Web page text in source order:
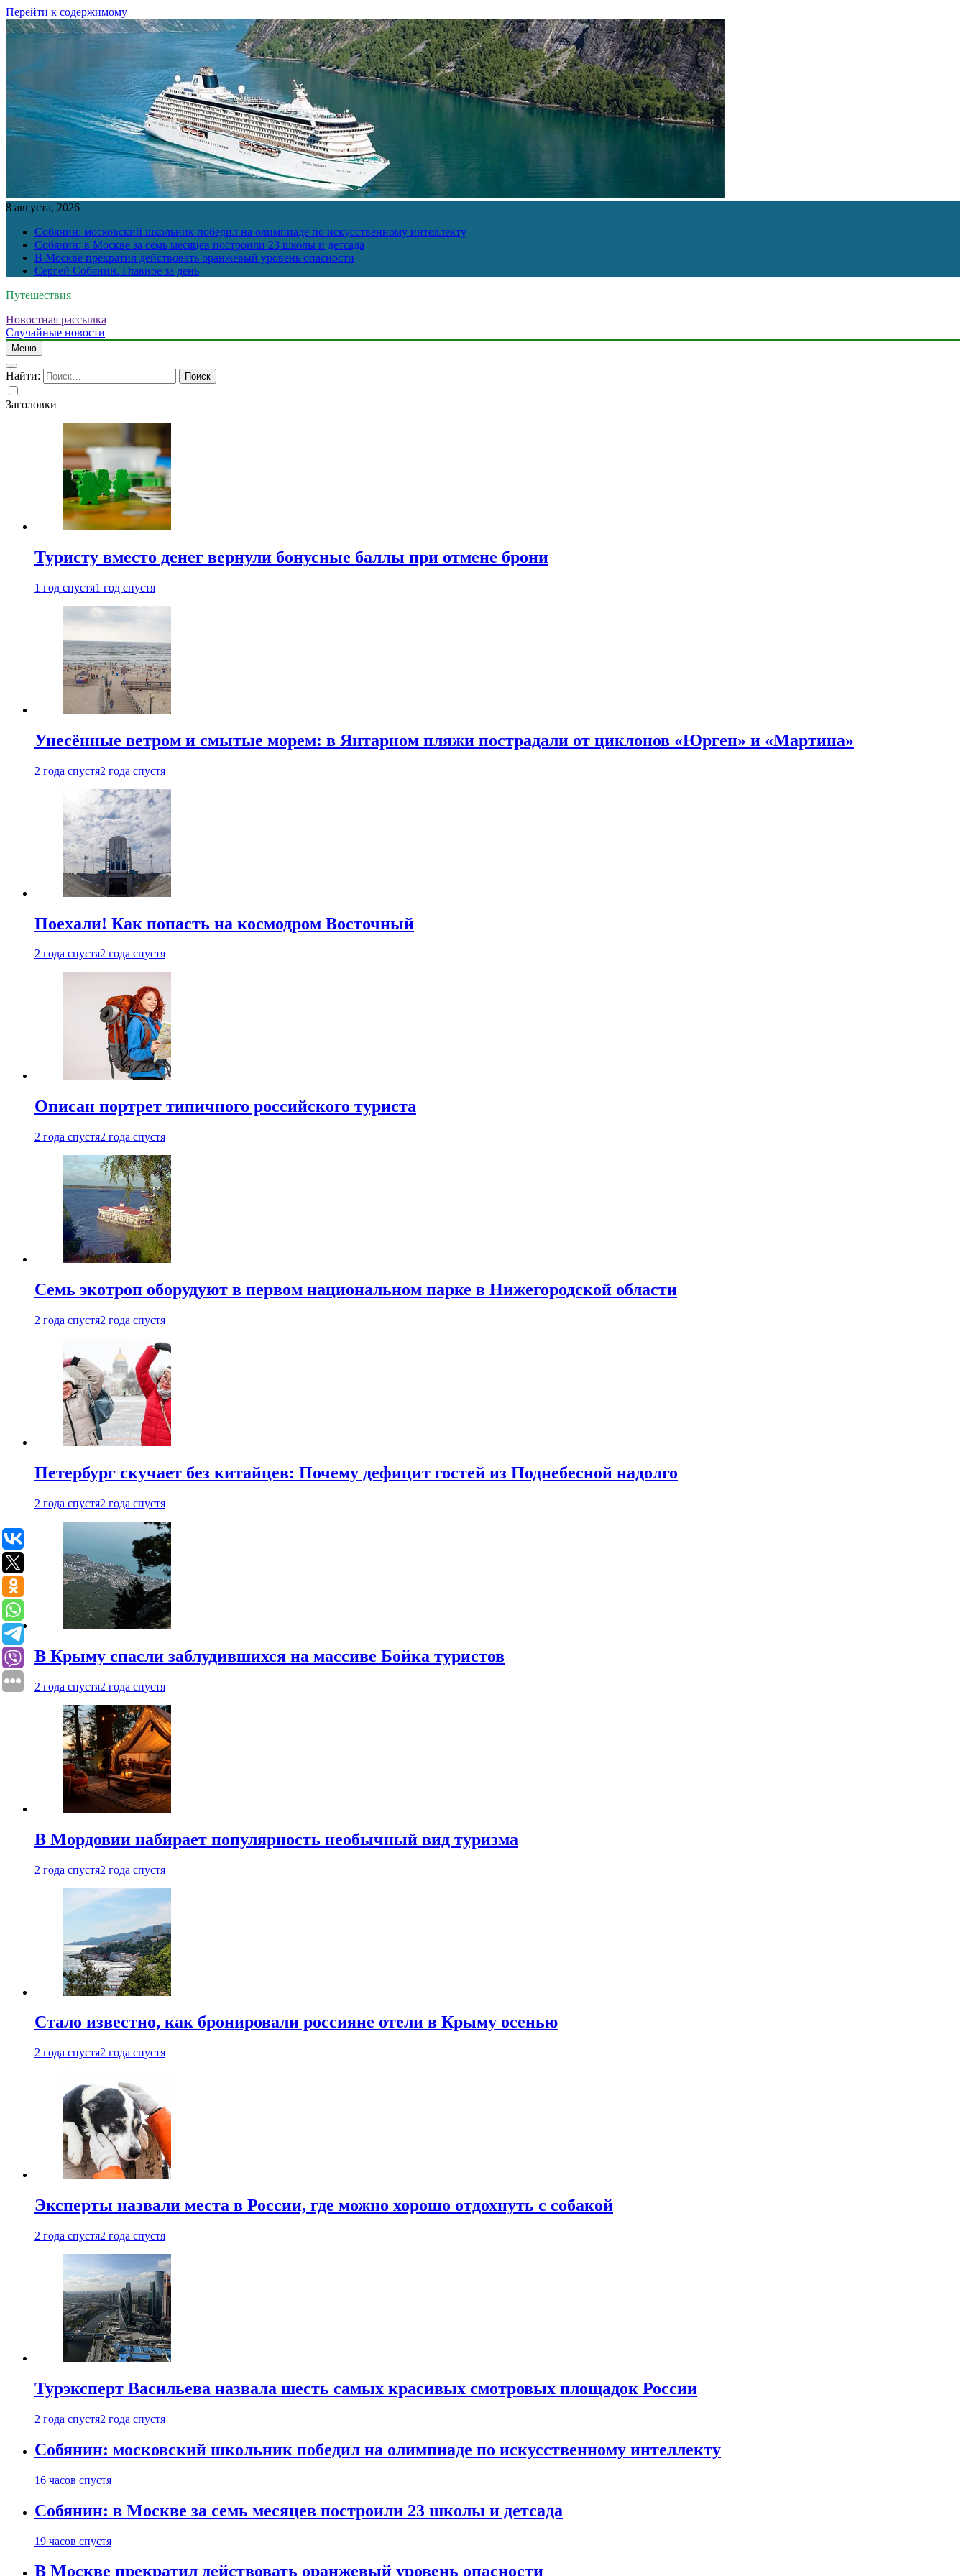
Перейти к содержимому
8 августа, 2026
Собянин: московский школьник победил на олимпиаде по искусственному интеллекту
Собянин: в Москве за семь месяцев построили 23 школы и детсада
В Москве прекратил действовать оранжевый уровень опасности
Сергей Собянин. Главное за день
Путешествия
Новостная рассылка
Случайные новости
Меню
Найти:
Заголовки
Туристу вместо денег вернули бонусные баллы при отмене брони
1 год спустя1 год спустя
Унесённые ветром и смытые морем: в Янтарном пляжи пострадали от циклонов «Юрген» и «Мартина»
2 года спустя2 года спустя
Поехали! Как попасть на космодром Восточный
2 года спустя2 года спустя
Описан портрет типичного российского туриста
2 года спустя2 года спустя
Семь экотроп оборудуют в первом национальном парке в Нижегородской области
2 года спустя2 года спустя
Петербург скучает без китайцев: Почему дефицит гостей из Поднебесной надолго
2 года спустя2 года спустя
В Крыму спасли заблудившихся на массиве Бойка туристов
2 года спустя2 года спустя
В Мордовии набирает популярность необычный вид туризма
2 года спустя2 года спустя
Стало известно, как бронировали россияне отели в Крыму осенью
2 года спустя2 года спустя
Эксперты назвали места в России, где можно хорошо отдохнуть с собакой
2 года спустя2 года спустя
Турэксперт Васильева назвала шесть самых красивых смотровых площадок России
2 года спустя2 года спустя
Собянин: московский школьник победил на олимпиаде по искусственному интеллекту
16 часов спустя
Собянин: в Москве за семь месяцев построили 23 школы и детсада
19 часов спустя
В Москве прекратил действовать оранжевый уровень опасности